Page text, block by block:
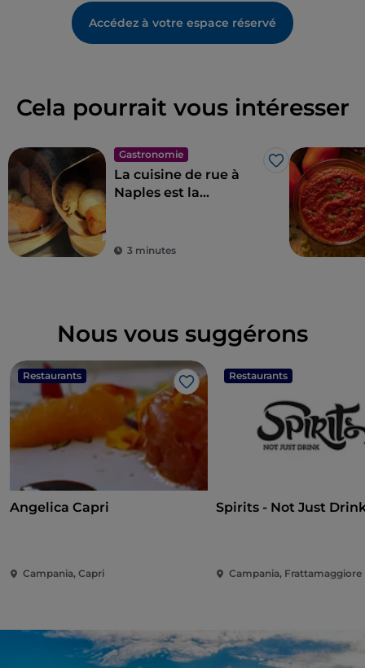
Accédez à votre espace réservé
Cela pourrait vous intéresser
Gastronomie
J’aime
La cuisine de rue à
Naples est la
palais
3 minutes
Nous vous suggérons
Restaurants
J’aime
Angelica Capri
Campania, Capri
Restaurants
Spirits - Not Just
Campania, Frattamaggiore